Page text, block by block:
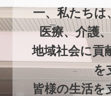
一、私たちは
医療、介護
地域社会に貢
を
皆様の生活を